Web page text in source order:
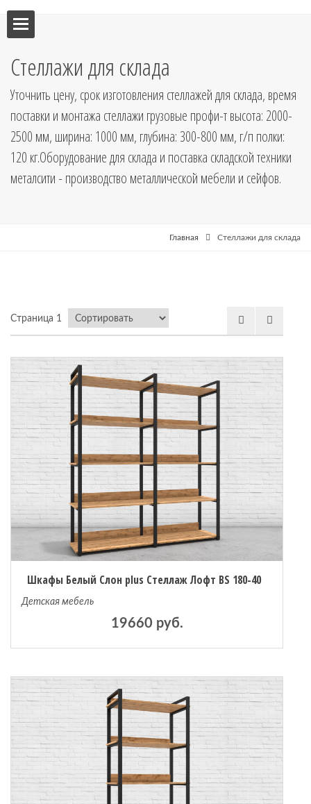
кухни
Стеллажи для склада
Уточнить цену, срок изготовления стеллажей для склада, время
поставки и монтажа стеллажи грузовые профи-т высота: 2000-
2500 мм, ширина: 1000 мм, глубина: 300-800 мм, г/п полки:
120 кг.Оборудование для склада и поставка складской техники
металсити - производство металлической мебели и сейфов.
Главная Стеллажи для склада
Страница 1
Шкафы Белый Слон plus Стеллаж Лофт BS 180-40
Детская мебель
19660 руб.